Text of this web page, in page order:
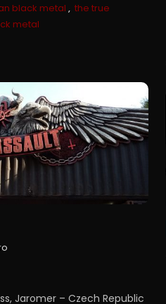
black metal , the true
metal
Jaromer – Czech Republic